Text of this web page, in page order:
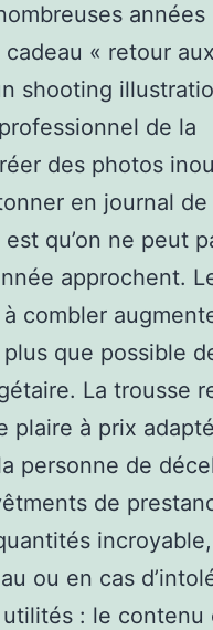
« retour
shooting
de la
des photos
en journal de
qu’on ne peut
approchent.
combler
que possible
La trousse
plaire à prix
personne de
de
incroyable,
ou en cas
: le contenu